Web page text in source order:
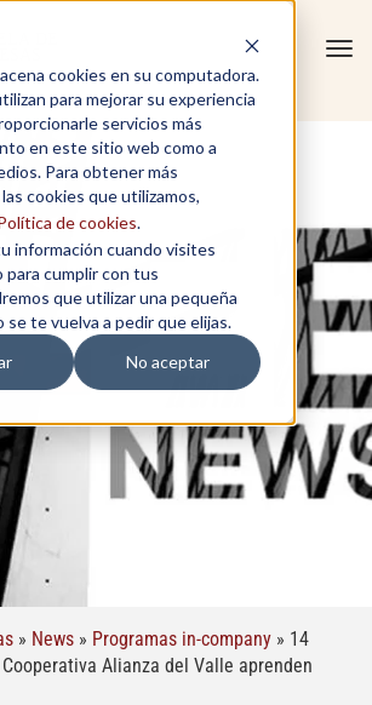
cookies en su computadora.
para mejorar su experiencia
servicios más
en este sitio web como a
Para obtener más
cookies que utilizamos,
de cookies.
información cuando visites
cumplir con tus
que utilizar una pequeña
se te vuelva a pedir que elijas.
No aceptar
» News » Programas in-company » 14
Alianza del Valle aprenden